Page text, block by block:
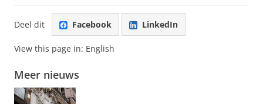
Deel dit Facebook LinkedIn
View this page in: English
Meer nieuws